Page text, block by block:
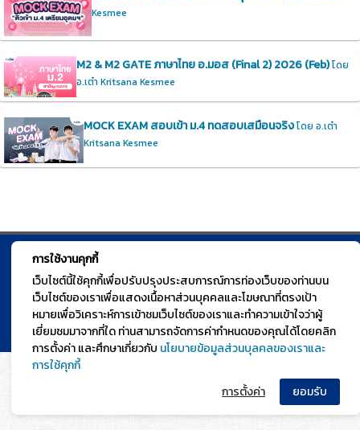
Kesmee
M2 & M2 GATE ภาษาไทย อ.มอส (Final 2) 2026 (Feb)โดย
อ.เต๋า Kritsana Kesmee
MOCK EXAM สอบเข้า ม.4 ทดสอบเสมือนจริงโดย อ.เต๋า
Kritsana Kesmee
การใช้งานคุกกี้
เว็บไซต์นี้ใช้คุกกี้เพื่อปรับปรุงประสบการณ์การท่องเว็บของท่านบน
เว็บไซต์ของเราเพื่อแสดงเนื้อหาส่วนบุคคลและโฆษณาที่ตรงเป้า
หมายเพื่อวิเคราะห์การเข้าชมเว็บไซต์ของเราและทำความเข้าใจว่าผู้
เยี่ยมชมมาจากที่ใด ท่านสามารถจัดการค่ากำหนดของคุณได้โดยคลิก
การตั้งค่า และศึกษาเกี่ยวกับ นโยบายข้อมูลส่วนบุลคลของเราและ
การใช้คุกกี้
การตั้งค่า
© TGURU.online 2026 All right reserved. v1.0 Powered by Course
Square